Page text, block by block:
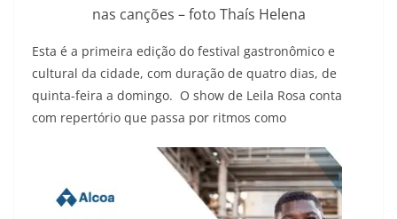
nas canções – foto Thaís Helena
Esta é a primeira edição do festival gastronômico e
cultural da cidade, com duração de quatro dias, de
quinta-feira a domingo. O show de Leila Rosa conta
com repertório que passa por ritmos como